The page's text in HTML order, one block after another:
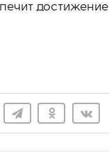
достижение